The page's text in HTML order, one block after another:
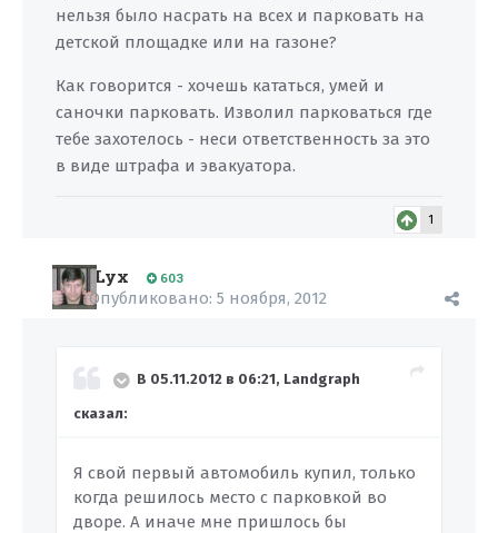
нельзя было насрать на всех и парковать на
детской площадке или на газоне?
Как говорится - хочешь кататься, умей и
саночки парковать. Изволил парковаться где
тебе захотелось - неси ответственность за это
в виде штрафа и эвакуатора.
1
Lyx 603
Опубликовано: 5 ноября, 2012
В 05.11.2012 в 06:21, Landgraph
сказал:
Я свой первый автомобиль купил, только
когда решилось место с парковкой во
дворе. А иначе мне пришлось бы